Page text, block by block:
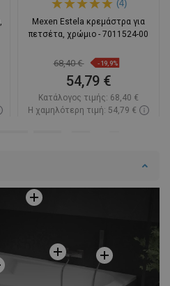
(4)
Mexen Estela κρεμάστρα για
πετσέτα, χρώμιο - 7011524-00
68,40 € -19,9%
54,79 €
Κατάλογος τιμής: 68,40 €
Η χαμηλότερη τιμή: 54,79 €